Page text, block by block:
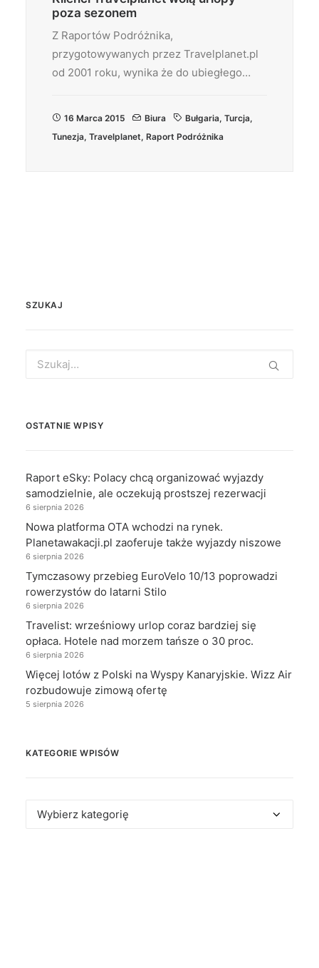
poza sezonem
Z Raportów Podróżnika,
przygotowywanych przez Travelplanet.pl
od 2001 roku, wynika że do ubiegłego…
16 Marca 2015 Biura Bułgaria, Turcja,
Tunezja, Travelplanet, Raport Podróżnika
SZUKAJ
for:
OSTATNIE WPISY
Raport eSky: Polacy chcą organizować wyjazdy
samodzielnie, ale oczekują prostszej rezerwacji
6 sierpnia 2026
Nowa platforma OTA wchodzi na rynek.
Planetawakacji.pl zaoferuje także wyjazdy niszowe
6 sierpnia 2026
Tymczasowy przebieg EuroVelo 10/13 poprowadzi
rowerzystów do latarni Stilo
6 sierpnia 2026
Travelist: wrześniowy urlop coraz bardziej się
opłaca. Hotele nad morzem tańsze o 30 proc.
6 sierpnia 2026
Więcej lotów z Polski na Wyspy Kanaryjskie. Wizz Air
rozbudowuje zimową ofertę
5 sierpnia 2026
KATEGORIE WPISÓW
Kategorie